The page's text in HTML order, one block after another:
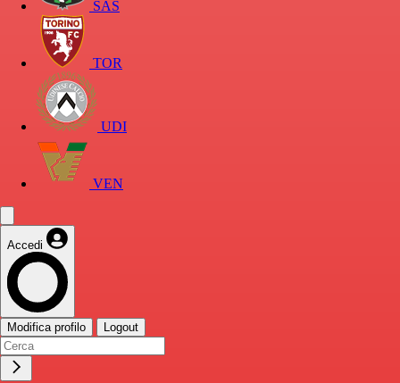
SAS
TOR
UDI
VEN
Accedi
Modifica profilo Logout